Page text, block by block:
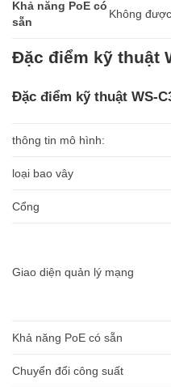
Khả năng PoE có
sẵn
Không
Đặc điểm kỹ thuật
Đặc điểm kỹ thuật WS-
thông tin mô hình:
loại bao vây
Cổng
Giao diện quản lý mạng
Khả năng PoE có sẵn
Chuyển đổi công suất